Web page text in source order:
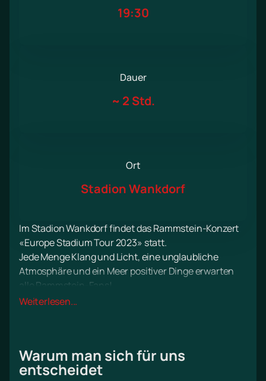
19:30
Dauer
~ 2 Std.
Ort
Stadion Wankdorf
Im Stadion Wankdorf findet das Rammstein-Konzert
«Europe Stadium Tour 2023» statt.
Jede Menge Klang und Licht, eine unglaubliche
Atmosphäre und ein Meer positiver Dinge erwarten
alle Rammstein-Fans!
Wie immer wird Rammstein Fans seiner Kreativität
Rhythmus dynamischer Musik zu bewegen!
Die großen Bildschirme hinter der Bühne helfen
Weiterlesen...
Warum man sich für uns
entscheidet